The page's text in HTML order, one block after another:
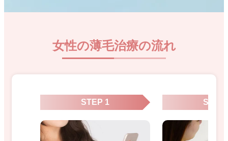
女性の薄毛治療の流れ
STEP 1 STEP